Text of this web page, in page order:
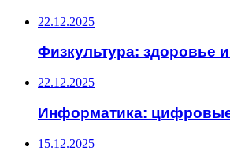
22.12.2025
Физкультура: здоровье
22.12.2025
Информатика:
15.12.2025